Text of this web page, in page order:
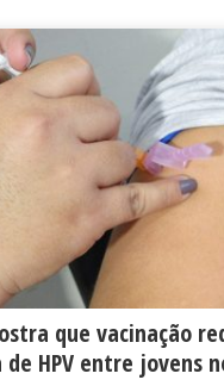
que vacinação
HPV entre jovens